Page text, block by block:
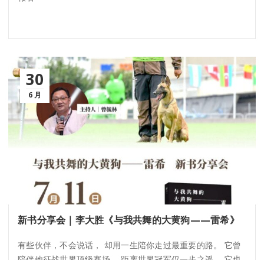
30
6 月
新书分享会｜李大胜《与我共舞的大黄狗——雷希》
有些伙伴，不会说话， 却用一生陪你走过最重要的路。 它曾